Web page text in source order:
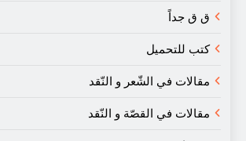
ق ق جداً
كتب للتحميل
مقالات في الشّعر و النّقد
مقالات في القصّة و النّقد